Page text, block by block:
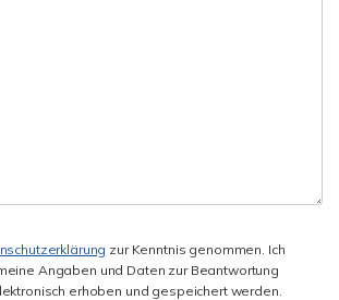
zur Kenntnis genommen. Ich
Angaben und Daten zur Beantwortung
erhoben und gespeichert werden.